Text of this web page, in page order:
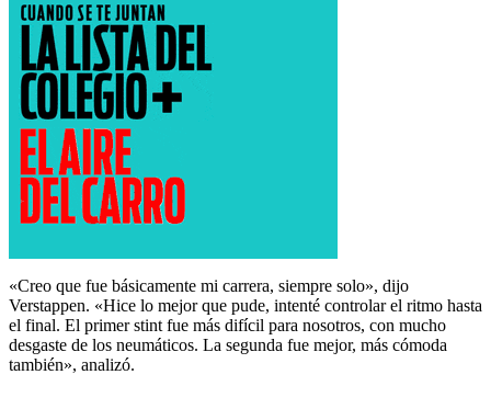
«Creo que fue básicamente mi carrera, siempre solo», dijo
Verstappen. «Hice lo mejor que pude, intenté controlar el ritmo hasta
el final. El primer stint fue más difícil para nosotros, con mucho
desgaste de los neumáticos. La segunda fue mejor, más cómoda
también», analizó.